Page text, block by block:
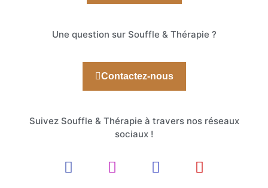
Une question sur Souffle & Thérapie ?
Contactez-nous
Suivez Souffle & Thérapie à travers nos réseaux
sociaux !